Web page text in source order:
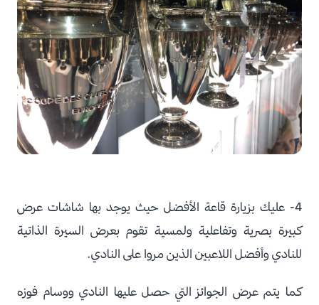
4- عليك بزيارة قاعة الأفضل حيث يوجد بها شاشات عرض
كبيرة بصرية وتفاعلية ولمسية تقوم بعرض السيرة الذاتية
للنادي وأفضل اللاعبين الذين مروا على النادي.
كما يتم عرض الجوائز التي حصل عليها النادي ووسام فوزه